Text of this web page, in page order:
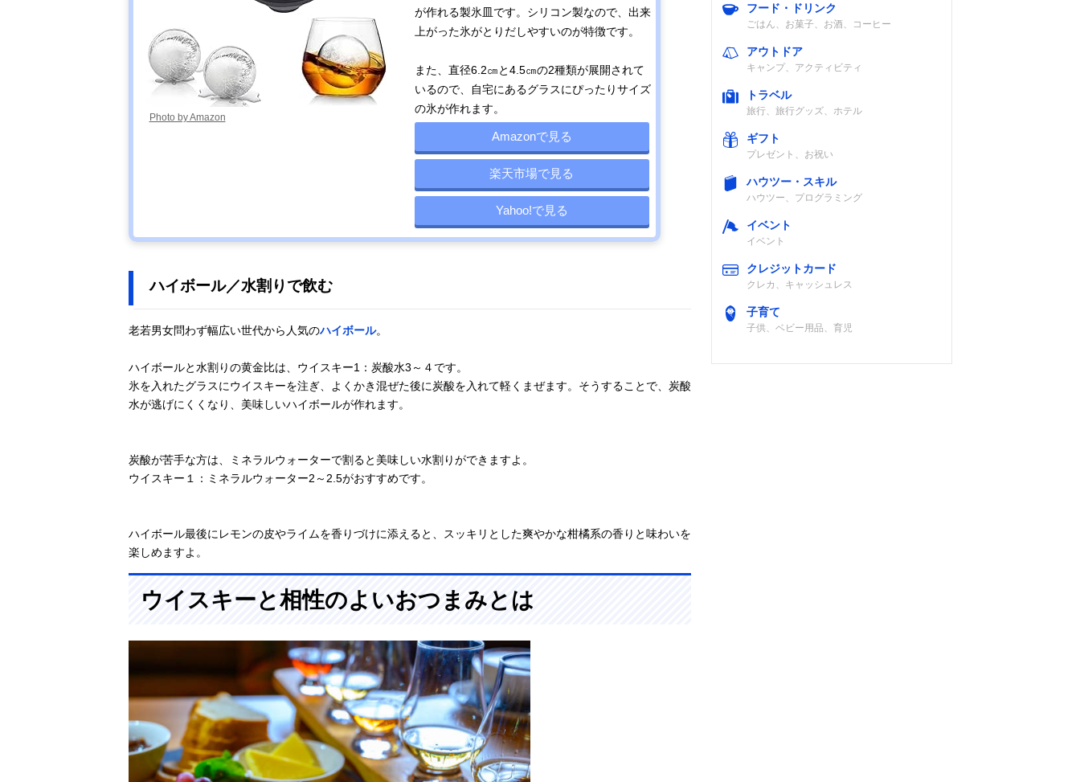
Photo by Amazon
が作れる製氷皿です。シリコン製なので、出来
上がった氷がとりだしやすいのが特徴です。
また、直径6.2㎝と4.5㎝の2種類が展開されて
いるので、自宅にあるグラスにぴったりサイズ
の氷が作れます。
Amazonで見る
楽天市場で見る
Yahoo!で見る
ハイボール／水割りで飲む
老若男女問わず幅広い世代から人気のハイボール。
ハイボールと水割りの黄金比は、ウイスキー1：炭酸水3～４です。
氷を入れたグラスにウイスキーを注ぎ、よくかき混ぜた後に炭酸を入れて軽くまぜます。そうすることで、炭酸
水が逃げにくくなり、美味しいハイボールが作れます。
炭酸が苦手な方は、ミネラルウォーターで割ると美味しい水割りができますよ。
ウイスキー１：ミネラルウォーター2～2.5がおすすめです。
ハイボール最後にレモンの皮やライムを香りづけに添えると、スッキリとした爽やかな柑橘系の香りと味わいを
楽しめますよ。
ウイスキーと相性のよいおつまみとは
フード・ドリンク
ごはん、お菓子、お酒、コーヒー
アウトドア
キャンプ、アクティビティ
トラベル
旅行、旅行グッズ、ホテル
ギフト
プレゼント、お祝い
ハウツー・スキル
ハウツー、プログラミング
イベント
イベント
クレジットカード
クレカ、キャッシュレス
子育て
子供、ベビー用品、育児